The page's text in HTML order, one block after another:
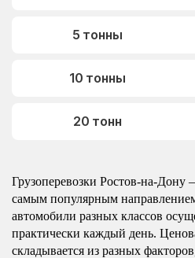
5 тонны
10 тонны
20 тонн
Грузоперевозки Ростов-на-Дону
самым популярным
автомобили разных классов
практически каждый день.
складывается из разных